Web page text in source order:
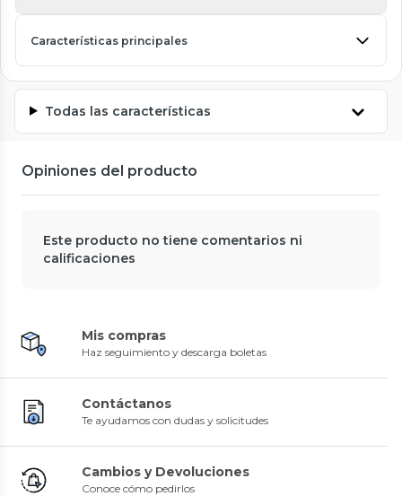
Características principales
Todas las características
Opiniones del producto
Este producto no tiene comentarios ni
calificaciones
Mis compras
Haz seguimiento y descarga boletas
Contáctanos
Te ayudamos con dudas y solicitudes
Cambios y Devoluciones
Conoce cómo pedirlos